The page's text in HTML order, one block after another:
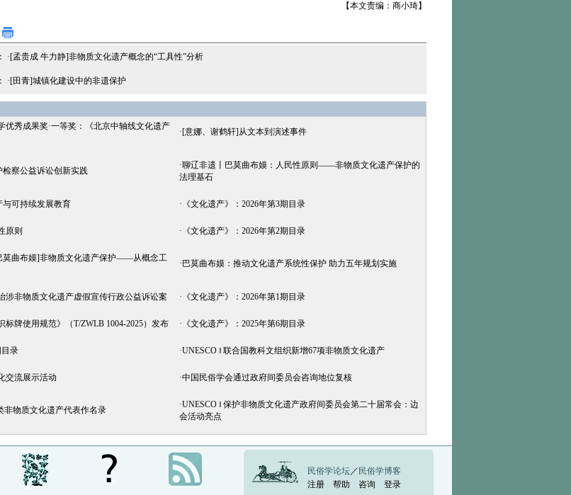
【本文责编：商小琦】
·[孟贵成 牛力静]非物质文化遗产概念的“工具性”分析
·[田青]城镇化建设中的非遗保护
优秀成果奖·一等奖：《北京中轴线文化遗产
·[意娜、谢鹤轩]从文本到演述事件
察公益诉讼创新实践
·聊辽非遗丨巴莫曲布嫫：人民性原则——非物质文化遗产保护的
法理基石
可持续发展教育 · 《文化遗产》：2026年第3期目录
原则 · 《文化遗产》：2026年第2期目录
莫曲布嫫]非物质文化遗产保护——从概念工
· 巴莫曲布嫫：推动文化遗产系统性保护 助力五年规划实施
涉非物质文化遗产虚假宣传行政公益诉讼案 · 《文化遗产》：2026年第1期目录
标牌使用规范》（T/ZWLB 1004-2025）发布 · 《文化遗产》：2025年第6期目录
目录 ·UNESCO ‖ 联合国教科文组织新增67项非物质文化遗产
交流展示活动 ·中国民俗学会通过政府间委员会咨询地位复核
非物质文化遗产代表作名录
·UNESCO ‖ 保护非物质文化遗产政府间委员会第二十届常会：边
会活动亮点
民俗学论坛／ 民俗学博客
注册
帮助 咨询 登录